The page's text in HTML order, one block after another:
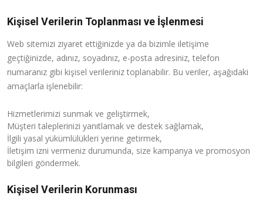
Kişisel Verilerin Toplanması ve İşlenmesi
Web sitemizi ziyaret ettiğinizde ya da bizimle iletişime
geçtiğinizde, adınız, soyadınız, e-posta adresiniz, telefon
numaranız gibi kişisel verileriniz toplanabilir. Bu veriler, aşağıdaki
amaçlarla işlenebilir:
Hizmetlerimizi sunmak ve geliştirmek,
Müşteri taleplerinizi yanıtlamak ve destek sağlamak,
İlgili yasal yükümlülükleri yerine getirmek,
İletişim izni vermeniz durumunda, size kampanya ve promosyon
bilgileri göndermek.
Kişisel Verilerin Korunması